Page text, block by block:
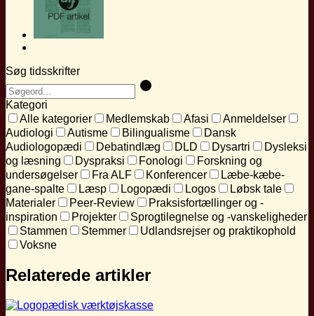
Søg tidsskrifter
Kategori
Alle kategorier
Medlemskab Afasi
Anmeldelser
Audiologi
Autisme Bilingualisme
Dansk
Audiologopædi
Debatindlæg DLD Dysartri
Dysleksi
og læsning
Dyspraksi Fonologi
Forskning og
undersøgelser
Fra ALF Konferencer
Læbe-kæbe-
gane-spalte
Læsp Logopædi Logos
Løbsk tale
Materialer
Peer-Review
Praksisfortællinger og -
inspiration
Projekter
Sprogtilegnelse og -vanskeligheder
Stammen
Stemmer
Udlandsrejser og praktikophold
Voksne
Relaterede artikler